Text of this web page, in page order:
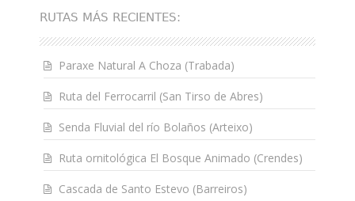
RUTAS MÁS RECIENTES:
Paraxe Natural A Choza (Trabada)
Ruta del Ferrocarril (San Tirso de Abres)
Senda Fluvial del río Bolaños (Arteixo)
Ruta ornitológica El Bosque Animado (Crendes)
Cascada de Santo Estevo (Barreiros)